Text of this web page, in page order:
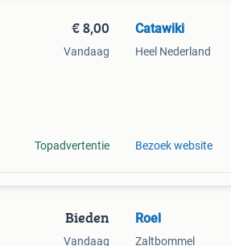
€ 8,00
Vandaag
Topadvertentie
Catawiki
Heel Nederland
Bezoek website
Bieden
Vandaag
Roel
Zaltbommel